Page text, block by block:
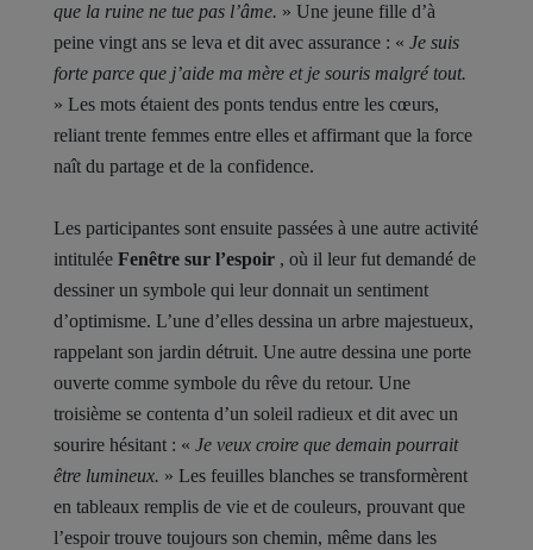
que la ruine ne tue pas l’âme. » Une jeune fille d’à
peine vingt ans se leva et dit avec assurance : « Je suis
forte parce que j’aide ma mère et je souris malgré tout.
» Les mots étaient des ponts tendus entre les cœurs,
reliant trente femmes entre elles et affirmant que la force
naît du partage et de la confidence.
Les participantes sont ensuite passées à une autre activité
intitulée Fenêtre sur l’espoir , où il leur fut demandé de
dessiner un symbole qui leur donnait un sentiment
d’optimisme. L’une d’elles dessina un arbre majestueux,
rappelant son jardin détruit. Une autre dessina une porte
ouverte comme symbole du rêve du retour. Une
troisième se contenta d’un soleil radieux et dit avec un
sourire hésitant : « Je veux croire que demain pourrait
être lumineux. » Les feuilles blanches se transformèrent
en tableaux remplis de vie et de couleurs, prouvant que
l’espoir trouve toujours son chemin, même dans les